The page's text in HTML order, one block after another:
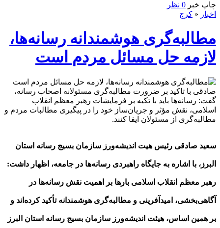
چاپ خبر 0 نظر
اخبار « کرج
مطالبه‌گری هوشمندانه رسانه‌ها،
لازمه حل مسائل مردم است
صادقی با تاکید بر ضرورت مطالبه‌گری مسئولانه اصحاب رسانه،
گفت: رسانه‌ها باید با تکیه بر فرمایشات رهبر معظم انقلاب
اسلامی، نقش مؤثر و جریان‌ساز خود را در پیگیری مطالبات مردم و
مطالبه‌گری از مسئولان ایفا کنند.
سعید صادقی رئیس هیت اندیشه‌ورز سازمان بسیج رسانه استان
البرز، با اشاره به جایگاه راهبردی رسانه‌ها در جامعه، اظهار داشت:
رهبر معظم انقلاب اسلامی بار‌ها بر اهمیت نقش رسانه‌ها در
آگاهی‌بخشی، امیدآفرینی و مطالبه‌گری هوشمندانه تأکید کرده‌اند و
بر همین اساس، هیئت اندیشه‌ورز سازمان بسیج رسانه استان البرز